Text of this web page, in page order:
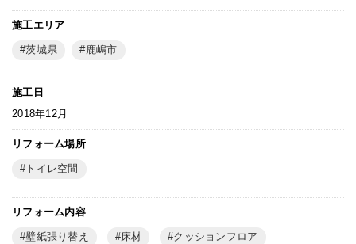
施工エリア
茨城県 鹿嶋市
施工日
2018年12月
リフォーム場所
トイレ空間
リフォーム内容
壁紙張り替え 床材 クッションフロア